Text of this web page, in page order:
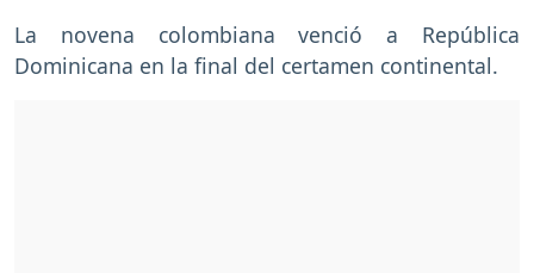
La novena colombiana venció a República
Dominicana en la final del certamen continental.